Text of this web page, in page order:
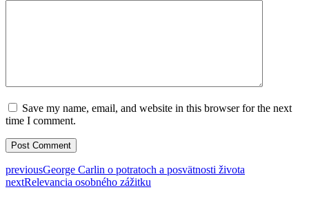
Save my name, email, and website in this browser for the next
time I comment.
previousGeorge Carlin o potratoch a posvätnosti života
nextRelevancia osobného zážitku